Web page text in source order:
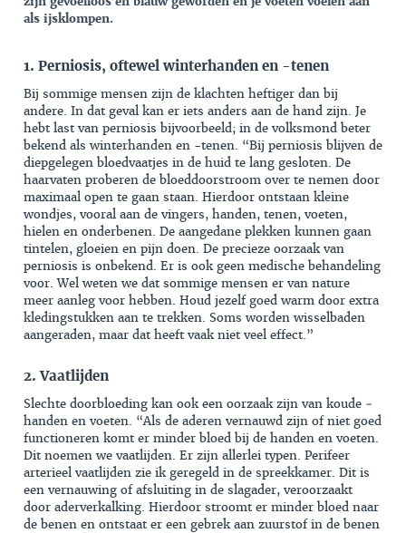
als ijsklompen.
1. Perniosis, oftewel winterhanden en -tenen
Bij sommige mensen zijn de klachten heftiger dan bij
andere. In dat geval kan er iets anders aan de hand zijn. Je
hebt last van perniosis bijvoorbeeld; in de volksmond beter
bekend als winterhanden en -tenen. “Bij perniosis blijven de
diepgelegen bloedvaatjes in de huid te lang gesloten. De
haarvaten proberen de bloeddoorstroom over te nemen door
maximaal open te gaan staan. Hierdoor ontstaan kleine
wondjes, vooral aan de vingers, handen, tenen, voeten,
hielen en onderbenen. De aangedane plekken kunnen gaan
tintelen, gloeien en pijn doen. De precieze oorzaak van
perniosis is onbekend. Er is ook geen medische behandeling
voor. Wel weten we dat sommige mensen er van nature
meer aanleg voor hebben. Houd jezelf goed warm door extra
kledingstukken aan te trekken. Soms worden wisselbaden
aangeraden, maar dat heeft vaak niet veel effect.”
2. Vaatlijden
Slechte doorbloeding kan ook een oorzaak zijn van koude ­
handen en voeten. “Als de aderen vernauwd zijn of niet goed
­functioneren komt er minder bloed bij de ­handen en voeten.
Dit noemen we vaatlijden. Er zijn allerlei typen. Perifeer
arterieel vaatlijden zie ik geregeld in de spreekkamer. Dit is
een vernauwing of afsluiting in de slagader, veroorzaakt
door aderverkalking. Hierdoor stroomt er minder bloed naar
de benen en ontstaat er een gebrek aan zuurstof in de benen